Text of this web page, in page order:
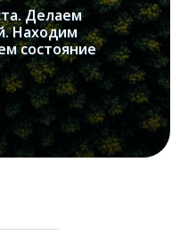
Делаем
Находим
состояние